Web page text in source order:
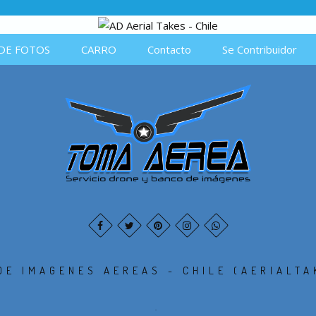
FOTOS CARRO Contacto Se Contribuidor
IMAGENES AEREAS - CHILE
.